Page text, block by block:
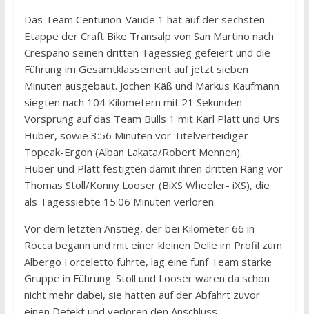
Das Team Centurion-Vaude 1 hat auf der sechsten
Etappe der Craft Bike Transalp von San Martino nach
Crespano seinen dritten Tagessieg gefeiert und die
Führung im Gesamtklassement auf jetzt sieben
Minuten ausgebaut. Jochen Käß und Markus Kaufmann
siegten nach 104 Kilometern mit 21 Sekunden
Vorsprung auf das Team Bulls 1 mit Karl Platt und Urs
Huber, sowie 3:56 Minuten vor Titelverteidiger
Topeak-Ergon (Alban Lakata/Robert Mennen).
Huber und Platt festigten damit ihren dritten Rang vor
Thomas Stoll/Konny Looser (BiXS Wheeler- iXS), die
als Tagessiebte 15:06 Minuten verloren.
Vor dem letzten Anstieg, der bei Kilometer 66 in
Rocca begann und mit einer kleinen Delle im Profil zum
Albergo Forceletto führte, lag eine fünf Team starke
Gruppe in Führung. Stoll und Looser waren da schon
nicht mehr dabei, sie hatten auf der Abfahrt zuvor
einen Defekt und verloren den Anschluss.